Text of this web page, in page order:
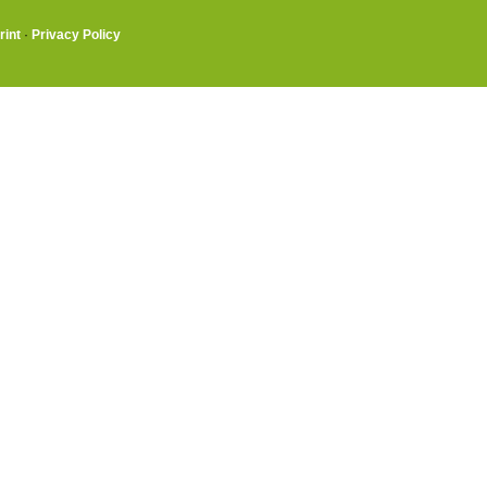
· Privacy Policy